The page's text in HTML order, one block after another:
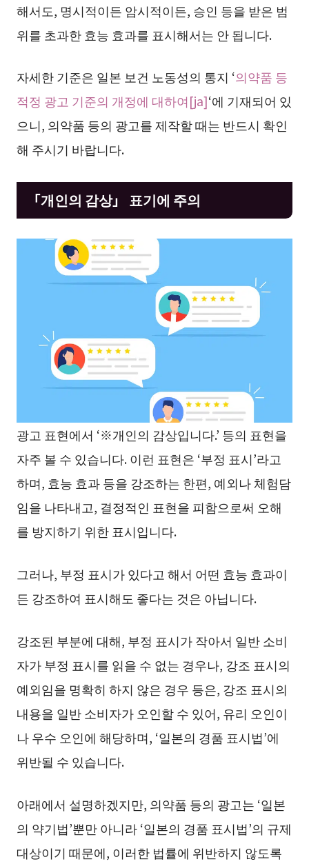
해서도, 명시적이든 암시적이든, 승인 등을 받은 범
위를 초과한 효능 효과를 표시해서는 안 됩니다.
자세한 기준은 일본 보건 노동성의 통지 ‘의약품 등
적정 광고 기준의 개정에 대하여[ja]‘에 기재되어 있
으니, 의약품 등의 광고를 제작할 때는 반드시 확인
해 주시기 바랍니다.
「개인의 감상」 표기에 주의
광고 표현에서 ‘※개인의 감상입니다.’ 등의 표현을
자주 볼 수 있습니다. 이런 표현은 ‘부정 표시’라고
하며, 효능 효과 등을 강조하는 한편, 예외나 체험담
임을 나타내고, 결정적인 표현을 피함으로써 오해
를 방지하기 위한 표시입니다.
그러나, 부정 표시가 있다고 해서 어떤 효능 효과이
든 강조하여 표시해도 좋다는 것은 아닙니다.
강조된 부분에 대해, 부정 표시가 작아서 일반 소비
자가 부정 표시를 읽을 수 없는 경우나, 강조 표시의
예외임을 명확히 하지 않은 경우 등은, 강조 표시의
내용을 일반 소비자가 오인할 수 있어, 유리 오인이
나 우수 오인에 해당하며, ‘일본의 경품 표시법’에
위반될 수 있습니다.
아래에서 설명하겠지만, 의약품 등의 광고는 ‘일본
의 약기법’뿐만 아니라 ‘일본의 경품 표시법’의 규제
대상이기 때문에, 이러한 법률에 위반하지 않도록